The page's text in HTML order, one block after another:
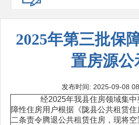
2025年第三批保
置房源公
发布时间: 2025-09-08
经2025年我县住房领域集中整
障性住房用户根据《陇县公共租赁
二条责令腾退公共租赁住房，现将